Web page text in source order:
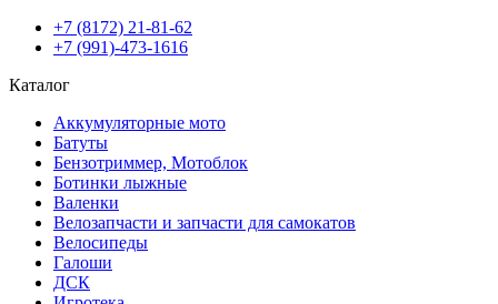
+7 (8172) 21-81-62
+7 (991)-473-1616
Каталог
Аккумуляторные мото
Батуты
Бензотриммер, Мотоблок
Ботинки лыжные
Валенки
Велозапчасти и запчасти для самокатов
Велосипеды
Галоши
ДСК